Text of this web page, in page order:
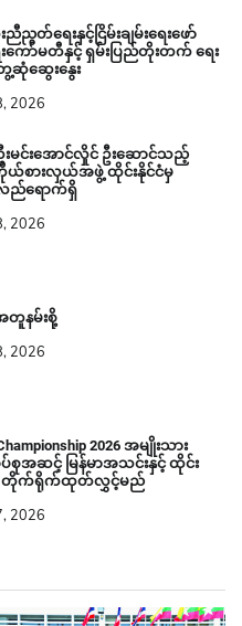
ညွတ်ရေးနှင့်ငြိမ်းချမ်းရေးဖော်
ကော်မတီနှင့် ရှမ်းပြည်တိုးတက် ရေး
ဆုံဆွေးနွေး
2026
မင်းအောင်လှိုင် ဦးဆောင်သည့်
ကိုယ်စားလှယ်အဖွဲ့ ထိုင်းနိုင်ငံမှ
လည်ရောက်ရှိ
2026
အတူနမ်းစို့
2026
2026 အမျိုးသား
စုအဆင့် မြန်မာအသင်းနှင့် ထိုင်း
တိုက်ရိုက်ထုတ်လွှင့်မည်
2026